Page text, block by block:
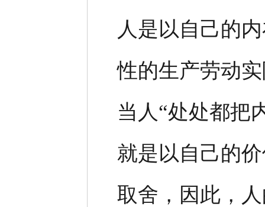
人是以自己的
性的生产劳动
当人“处处都把
就是以自己的
取舍，因此，